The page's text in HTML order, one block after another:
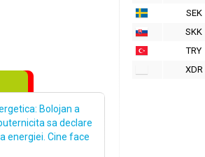
SEK
SKK
TRY
XDR
Bolojan a
sa declare
energiei. Cine face